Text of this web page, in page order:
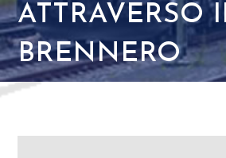
ATTRAVERSO
BRENNERO